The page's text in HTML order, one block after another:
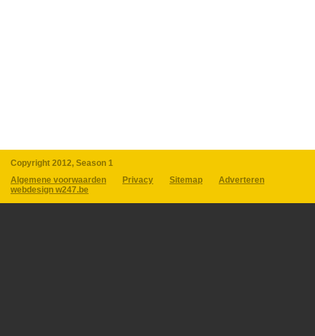
Copyright 2012, Season 1
Algemene voorwaarden
Privacy Sitemap
Adverteren
webdesign w247.be